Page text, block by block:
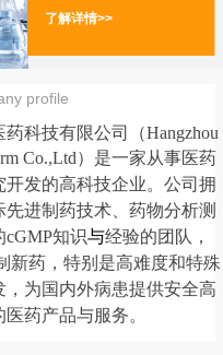
了解详情>>
profile
科技有限公司（Hangzhou
Co.,Ltd） 是一家从事医药
开发的高科技企业。公司 拥
先进制药技术、 药物分析测
cGMP知识与经验的团队，
新药 ，特别是高难度和特殊
为国内外病患提供安全高
药产品与服务。